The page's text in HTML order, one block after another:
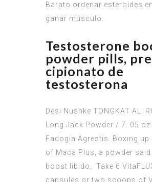
Barato ordenar esteroides
ganar músculo.
Testosterone
powder pills,
cipionato de
testosterona
Desi Nushke TONGKAT ALI
Long Jack Powder / 7. 05 oz
Fadogia Agrestis. Boxing up
of Maca Plus, a powder said
boost libido,. Take 6
capsules or two scoops of